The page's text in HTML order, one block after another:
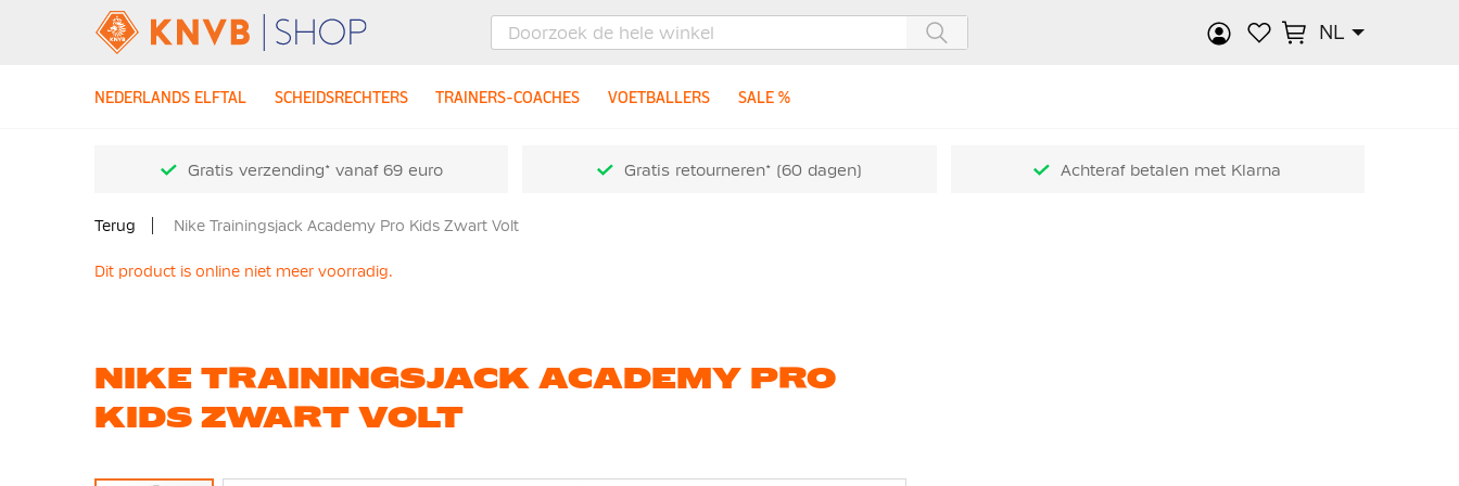
NL
NEDERLANDS ELFTAL SCHEIDSRECHTERS TRAINERS-COACHES VOETBALLERS SALE %
Gratis verzending* vanaf 69 euro Gratis retourneren* (60 dagen) Achteraf betalen met Klarna
Terug Nike Trainingsjack Academy Pro Kids Zwart Volt
Dit product is online niet meer voorradig.
NIKE TRAININGSJACK ACADEMY PRO
KIDS ZWART VOLT